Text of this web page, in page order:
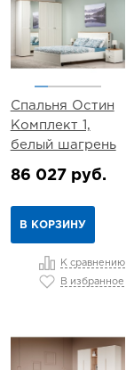
Спальня Остин
Комплект 1,
белый шагрень
86 027 руб.
В КОРЗИНУ
К сравнению
В избранное